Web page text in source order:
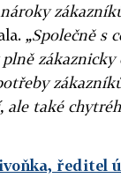
„Společně s
plně
ale také
ředitel